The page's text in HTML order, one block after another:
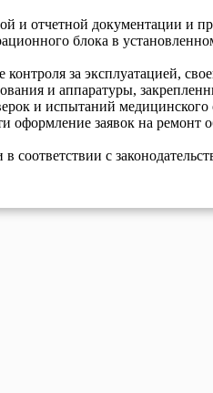
и отчетной документации и
блока в
контроля за эксплуатацией,
и аппаратуры,
и испытаний медицинского
оформление заявок на ремонт
соответствии с